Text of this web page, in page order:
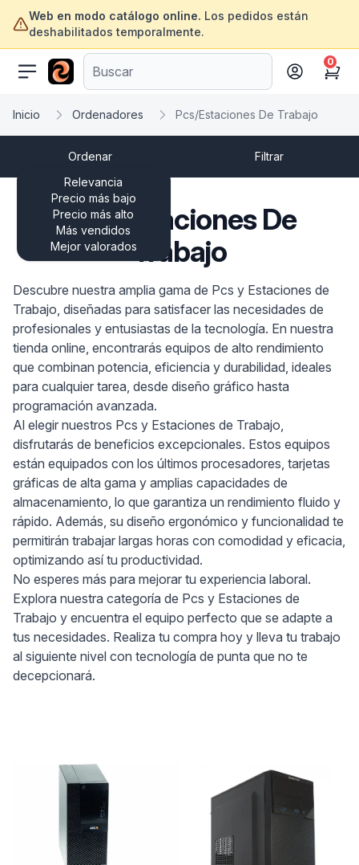
Web en modo catálogo online. Los pedidos están
deshabilitados temporalmente.
ofertasinformatica.com
Cart
0
Inicio Ordenadores Pcs/Estaciones De Trabajo
Ordenar
Relevancia
Precio más bajo
Precio más alto
Más vendidos
Mejor valorados
Filtrar
Pcs/Estaciones De
Trabajo
Descubre nuestra amplia gama de Pcs y Estaciones de
Trabajo, diseñadas para satisfacer las necesidades de
profesionales y entusiastas de la tecnología. En nuestra
tienda online, encontrarás equipos de alto rendimiento
que combinan potencia, eficiencia y durabilidad, ideales
para cualquier tarea, desde diseño gráfico hasta
programación avanzada.
Al elegir nuestros Pcs y Estaciones de Trabajo,
disfrutarás de beneficios excepcionales. Estos equipos
están equipados con los últimos procesadores, tarjetas
gráficas de alta gama y amplias capacidades de
almacenamiento, lo que garantiza un rendimiento fluido y
rápido. Además, su diseño ergonómico y funcionalidad te
permitirán trabajar largas horas con comodidad y eficacia,
optimizando así tu productividad.
No esperes más para mejorar tu experiencia laboral.
Explora nuestra categoría de Pcs y Estaciones de
Trabajo y encuentra el equipo perfecto que se adapte a
tus necesidades. Realiza tu compra hoy y lleva tu trabajo
al siguiente nivel con tecnología de punta que no te
decepcionará.